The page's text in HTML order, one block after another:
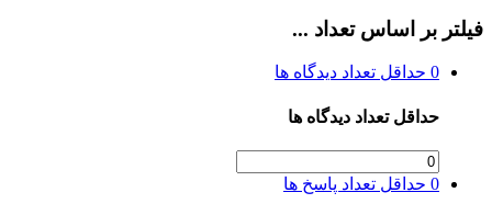
فیلتر بر اساس تعداد ...
0 حداقل تعداد دیدگاه ها
حداقل تعداد دیدگاه ها
0 حداقل تعداد پاسخ ها